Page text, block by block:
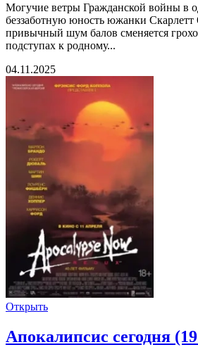
Могучие ветры Гражданской войны в
беззаботную юность южанки Скарлетт
привычный шум балов сменяется
подступах к родному...
04.11.2025
Открыть
Апокалипсис сегодня